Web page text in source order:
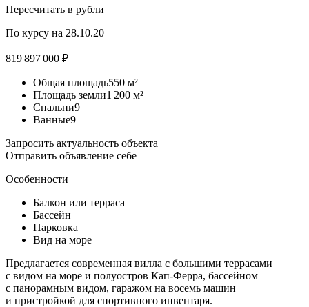
Пересчитать в рубли
По курсу на 28.10.20
819 897 000 ₽
Общая площадь550 м²
Площадь земли1 200 м²
Спальни9
Ванные9
Запросить актуальность объекта
Отправить объявление себе
Особенности
Балкон или терраса
Бассейн
Парковка
Вид на море
Предлагается современная вилла с большими террасами
с видом на море и полуостров Кап-Ферра, бассейном
с панорамным видом, гаражом на восемь машин
и пристройкой для спортивного инвентаря.